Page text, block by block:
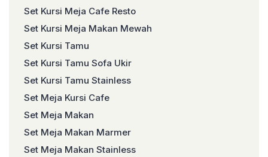
Set Kursi Meja Cafe Resto
Set Kursi Meja Makan Mewah
Set Kursi Tamu
Set Kursi Tamu Sofa Ukir
Set Kursi Tamu Stainless
Set Meja Kursi Cafe
Set Meja Makan
Set Meja Makan Marmer
Set Meja Makan Stainless